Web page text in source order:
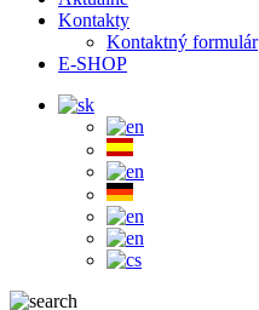
Kontakty
Kontaktný formulár
E-SHOP